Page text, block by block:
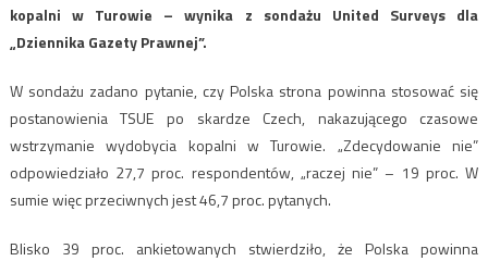
kopalni w Turowie – wynika z sondażu United Surveys dla
„Dziennika Gazety Prawnej”.
W sondażu zadano pytanie, czy Polska strona powinna stosować się
postanowienia TSUE po skardze Czech, nakazującego czasowe
wstrzymanie wydobycia kopalni w Turowie. „Zdecydowanie nie”
odpowiedziało 27,7 proc. respondentów, „raczej nie” – 19 proc. W
sumie więc przeciwnych jest 46,7 proc. pytanych.
Blisko 39 proc. ankietowanych stwierdziło, że Polska powinna